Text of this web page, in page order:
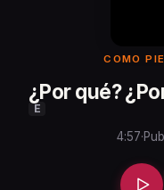
COMO
¿Por qué?
E
4:57·